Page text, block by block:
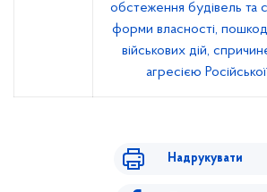
обстеження будівель та
форми власності,
військових дій,
агресією
Надрукувати